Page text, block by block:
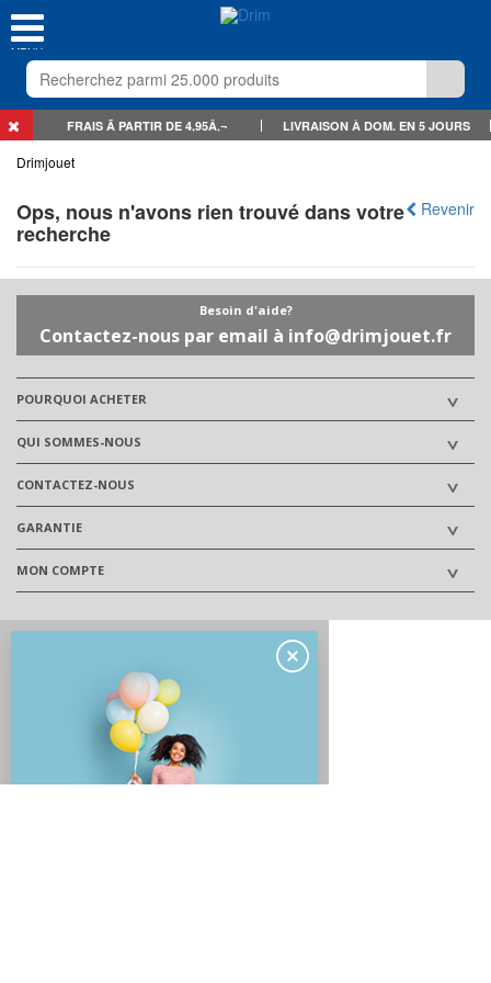
MENU
FRAIS Ã PARTIR DE 4,95Â‚¬ LIVRAISON À DOM. EN 5 JOURS
Drimjouet
Revenir
Ops, nous n'avons rien trouvé dans votre
recherche
Besoin d'aide?
Contactez-nous par email à info@drimjouet.fr
POURQUOI ACHETER
QUI SOMMES-NOUS
CONTACTEZ-NOUS
GARANTIE
MON COMPTE